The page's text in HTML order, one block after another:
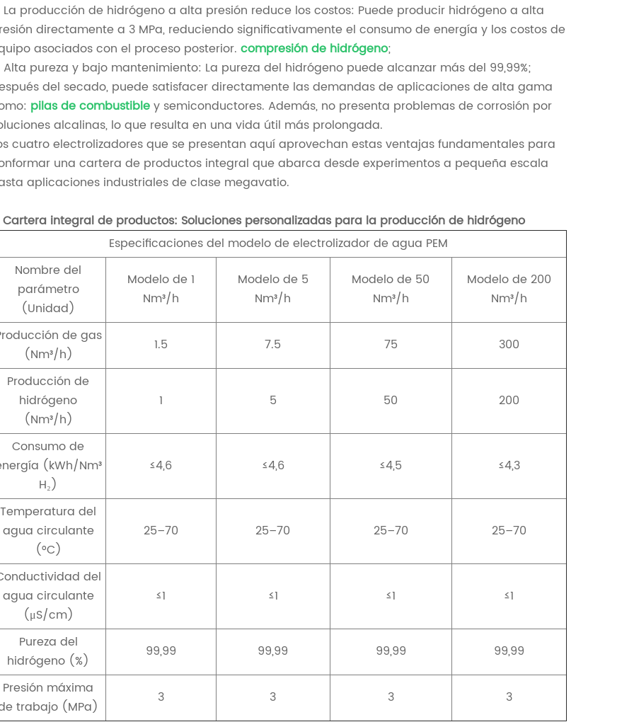
La producción de hidrógeno a alta presión reduce los costos: Puede producir hidrógeno a alta
directamente a 3 MPa, reduciendo significativamente el consumo de energía y los costos de
asociados con el proceso posterior. compresión de hidrógeno;
Alta pureza y bajo mantenimiento: La pureza del hidrógeno puede alcanzar más del 99,99%;
del secado, puede satisfacer directamente las demandas de aplicaciones de alta gama
pilas de combustibley semiconductores. Además, no presenta problemas de corrosión por
alcalinas, lo que resulta en una vida útil más prolongada.
cuatro electrolizadores que se presentan aquí aprovechan estas ventajas fundamentales para
una cartera de productos integral que abarca desde experimentos a pequeña escala
aplicaciones industriales de clase megavatio.
Cartera integral de productos: Soluciones personalizadas para la producción de hidrógeno
Especificaciones del modelo de electrolizador de agua PEM
Nombre del
parámetro
(Unidad)
Modelo de 1
Nm³/h
Modelo de 5
Nm³/h
Modelo de 50
Nm³/h
Modelo de 200
Nm³/h
de gas
(Nm³/h)
1.5 7.5 75
300
Producción de
hidrógeno
(Nm³/h)
1 5 50 200
Consumo de
(kWh/Nm³
H₂)
≤4,6 ≤4,6 ≤4,5 ≤4,3
Temperatura del
agua circulante
(°C)
25–70 25–70 25–70 25–70
del
agua circulante
(μS/cm)
≤1 ≤1 ≤1 ≤1
Pureza del
hidrógeno (%)
99,99 99,99 99,99
99,99
Presión máxima
trabajo (MPa)
3 3 3 3